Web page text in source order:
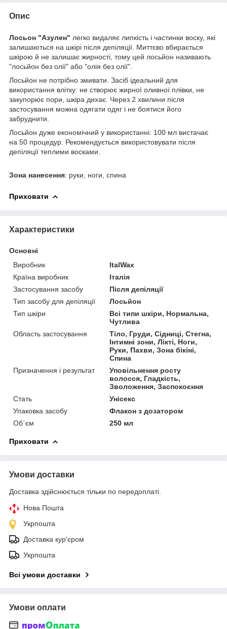
Опис
Лосьон "Азулен" легко видаляє липкість і частинки воску, які
залишаються на шкірі після депіляції. Миттєво вбирається
шкірою й не залишає жирності, тому цей лосьйон називають
"лосьйон без олії" або "олія без олії".
Лосьйон не потрібно змивати. Засіб ідеальний для
використання влітку: не створює жирної оливної плівки, не
закупорює пори, шкіра дихає. Через 2 хвилини після
застосування можна одягати одяг і не боятися його
забруднити.
Лосьйон дуже економічний у використанні: 100 мл вистачає
на 50 процедур. Рекомендується використовувати після
депіляції теплими восками.
Зона нанесення: руки, ноги, спина
Приховати
Характеристики
Основні
Виробник
ItalWax
Країна виробник
Італія
Застосування засобу
Після депіляції
Тип засобу для депіляції
Лосьйон
Тип шкіри
Всі типи шкіри, Нормальна,
Чутлива
Область застосування
Тіло, Груди, Сідниці, Стегна,
Інтимні зони, Лікті, Ноги,
Руки, Пахви, Зона бікіні,
Спина
Призначення і результат
Уповільнення росту
волосся, Гладкість,
Зволоження, Заспокоєння
Стать
Унісекс
Упаковка засобу
Флакон з дозатором
Об`єм
250 мл
Приховати
Умови доставки
Доставка здійснюється тільки по передоплаті.
Нова Пошта
Укрпошта
Доставка кур'єром
Укрпошта
Всі умови доставки
Умови оплати